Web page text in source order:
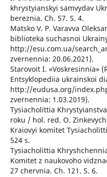
khrystyianskyi samvydav
bereznia. Ch. 57. S. 4.
Matsko V. P. Varavva
biblioteka suchasnoi
http://esu.com.ua/
zvernennia: 20.06.2021).
Starovoit I. «Voskresinnia»
Entsyklopediia ukrainskoi
http://eudusa.org/
zvernennia: 1.03.2019).
Tysiacholittia
roku / hol. red. O.
Kraiovyi komitet
524 s.
Tysiacholittia
Komitet z naukovoho
27 chervnia. Ch. 121. S. 6.